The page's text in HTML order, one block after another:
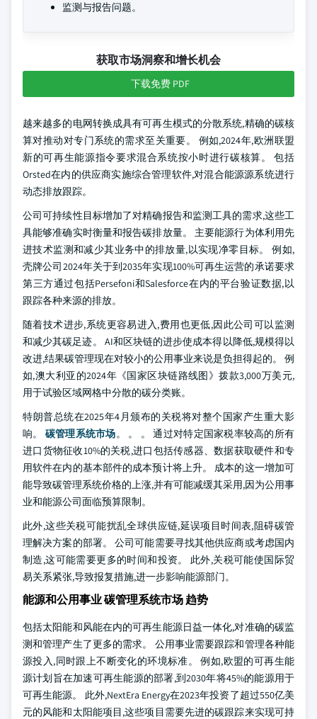
监测与报告问题。
获取市场洞察和增长机会
下载免费 PDF
越来越多的电网转换成具有可再生模式的分散系统,精确的碳核
算对推动对专门系统的需求至关重要。 例如,2024年,欧洲联盟
新的可再生能源指令要求混合系统按小时进行碳核算。 包括
Orsted在内的供应商实施综合管理软件,对混合能源源系统进行
动态排放跟踪。
公司可持续性目标增加了对精确报告和监测工具的需求,这些工
具能够准确实时衡量和报告碳排放量。 主要能源行为体利用先
进技术监测和减少其业务中的排放量,以实现净零目标。 例如,
壳牌公司2024年关于到2035年实现100%可再生运营的承诺要求
第三方通过包括Persefoni和Salesforce在内的平台验证数据,以
跟踪各种来源的排放。
随着技术进步,系统更容易进入,费用也更低,因此公司可以监测
和减少其碳足迹。 AI和区块链的进步使成本得以降低,规模得以
改进,结果碳管理现在对较小的公用事业来说是负担得起的。 例
如,澳大利亚的2024年《国家区块链路线图》拨款3,000万美元,
用于试验区域网格中分散的碳分类账。
特朗普总统在2025年4月颁布的关税将对整个国家产生重大影
响。 碳管理系统市场。 。 。 通过对特定国家税率较高的所有
进口货物征收10%的关税,进口包括传感器、数据获取硬件和专
用软件在内的基本部件的成本预计将上升。 成本的这一增加可
能导致碳管理系统价格的上涨,并有可能减缓其采用,因为公用事
业和能源公司面临预算限制。
此外,这些关税可能扰乱全球供应链,延误项目时间表,阻碍碳管
理解决方案的部署。 公司可能需要寻找其他供应商或考虑国内
制造,这可能需要更多的时间和投资。 此外,关税可能使国际贸
易关系紧张,导致报复措施,进一步影响能源部门。
能源和公用事业 碳管理系统市场 趋势
包括太阳能和风能在内的可再生能源日益一体化,对准确的碳监
测和管理产生了更多的需求。 公用事业需要跟踪和管理各种能
源投入,同时跟上不断变化的环境标准。 例如,欧盟的可再生能
源计划旨在加速可再生能源的部署,到2030年将45%的能源用于
可再生能源。 此外,NextEra Energy在2023年投资了超过550亿美
元的风能和太阳能项目,这些项目需要先进的碳跟踪来实现可持